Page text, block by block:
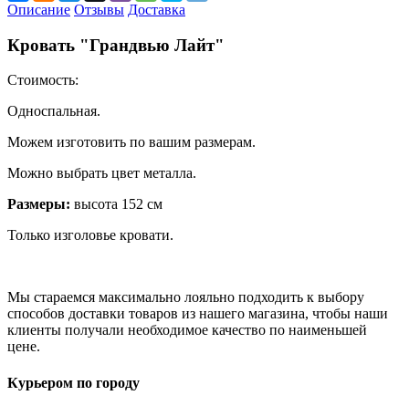
Описание Отзывы Доставка
Кровать "Грандвью Лайт"
Стоимость:
Односпальная.
Можем изготовить по вашим размерам.
Можно выбрать цвет металла.
Размеры: высота 152 см
Только изголовье кровати.
Мы стараемся максимально лояльно подходить к выбору
способов доставки товаров из нашего магазина, чтобы наши
клиенты получали необходимое качество по наименьшей
цене.
Курьером по городу